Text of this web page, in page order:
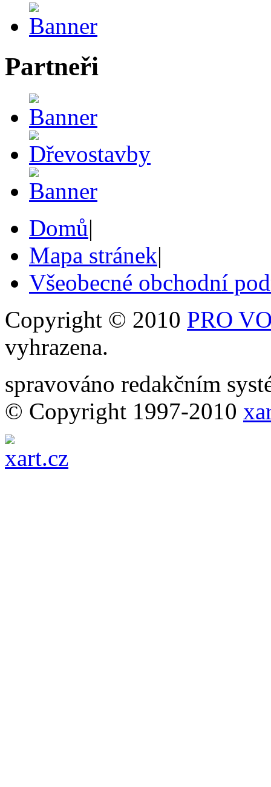
Partneři
Domů|
Mapa stránek|
Všeobecné obchodní
Copyright © 2010 PRO
vyhrazena.
spravováno redakčním
© Copyright 1997-2010